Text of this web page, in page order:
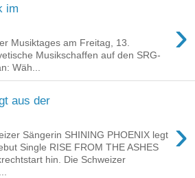
im
›
Musiktages am Freitag, 13.
Musikschaffen auf den SRG-
Wäh...
aus der
›
Sängerin SHINING PHOENIX legt
Single RISE FROM THE ASHES
hin. Die Schweizer